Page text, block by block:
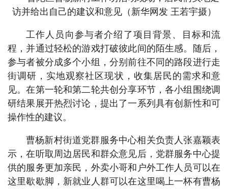
访并给出自己的建议和意见（新华网发 王若宇摄）
工作人员向参与者介绍了项目背景、目标和流
程，并通过轻松的游戏打破彼此间的陌生感。随后，
参与者被分成多个小组，分别前往不同的路段进行走
街调研，实地观察社区现状，收集居民的需求和意
见。在第一轮和第二轮共创分享环节，各小组围绕调
研结果展开热烈讨论，提出了一系列具有创新性和可
操作性的建议。
曹杨新村街道党群服务中心相关负责人张嘉颖表
示，在听取周边居民和群众意见后，党群服务中心提
供的服务更加亲民，外卖小哥和户外工作人员可以在
这里歇歇脚，新就业人群可以在这里喝上一杯有曹杨